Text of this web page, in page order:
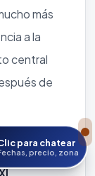
más
a la
central
de
, laguía
,
para chatear
precio, zona